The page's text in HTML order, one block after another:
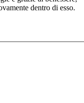
dentro di esso.